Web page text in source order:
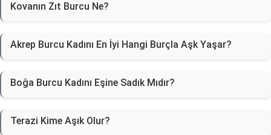
Kovanın Zıt Burcu Ne?
Akrep Burcu Kadını En İyi Hangi Burçla Aşk Yaşar?
Boğa Burcu Kadını Eşine Sadık Mıdır?
Terazi Kime Aşık Olur?